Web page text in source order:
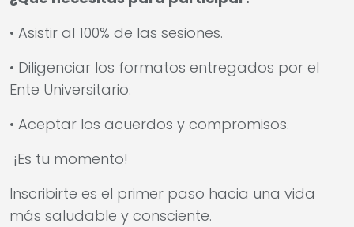
• Asistir al 100% de las sesiones.
• Diligenciar los formatos entregados por el
Ente Universitario.
• Aceptar los acuerdos y compromisos.
¡Es tu momento!
Inscribirte es el primer paso hacia una vida
más saludable y consciente.